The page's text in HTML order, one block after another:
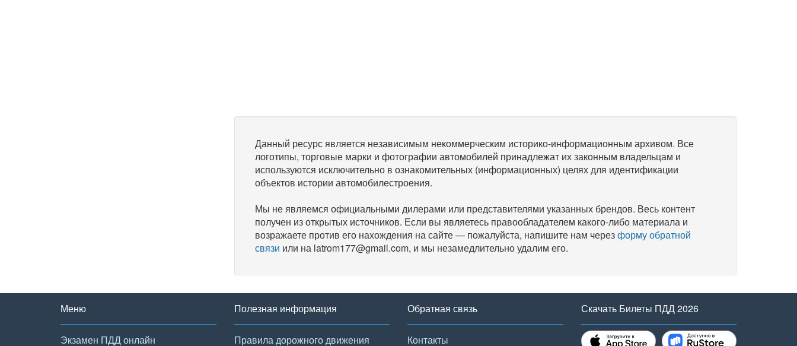
Данный ресурс является независимым некоммерческим историко-информационным архивом. Все
логотипы, торговые марки и фотографии автомобилей принадлежат их законным владельцам и
используются исключительно в ознакомительных (информационных) целях для идентификации
объектов истории автомобилестроения.
Мы не являемся официальными дилерами или представителями указанных брендов. Весь контент
получен из открытых источников. Если вы являетесь правообладателем какого-либо материала и
возражаете против его нахождения на сайте — пожалуйста, напишите нам черезформу обратной
связи или на latrom177@gmail.com, и мы незамедлительно удалим его.
Меню
Экзамен ПДД онлайн
Полезная информация
Правила дорожного движения
Обратная связь
Контакты
Скачать Билеты ПДД 2026